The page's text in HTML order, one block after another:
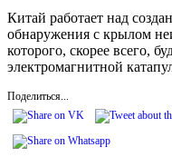
Китай работает над
обнаружения с крылом
которого, скорее всего,
электромагнитной
Поделиться...